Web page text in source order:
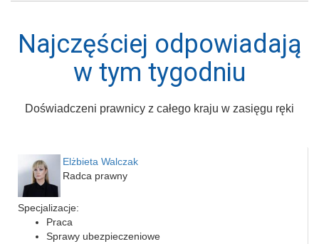
Najczęściej odpowiadają
w tym tygodniu
Doświadczeni prawnicy z całego kraju w zasięgu ręki
Elżbieta Walczak
Radca prawny
Specjalizacje:
Praca
Sprawy ubezpieczeniowe